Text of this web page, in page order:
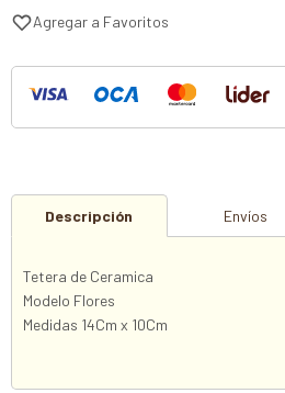
Descripción Envíos
Tetera de Ceramica
Modelo Flores
Medidas 14Cm x 10Cm